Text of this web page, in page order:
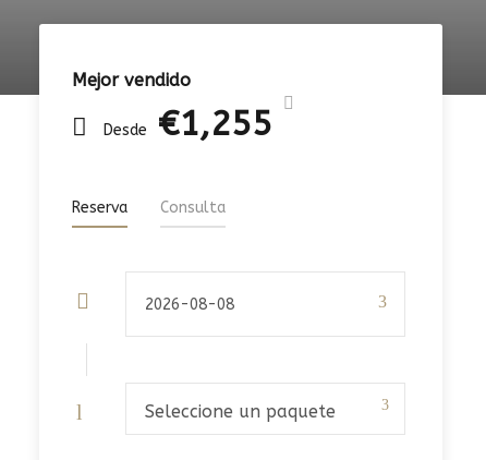
Mejor vendido
Desde €1,255
Reserva Consulta
Seleccione un paquete